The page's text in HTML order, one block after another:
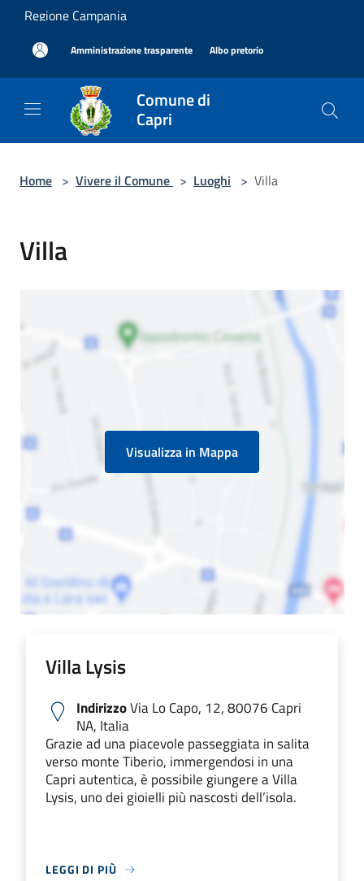
Salta al contenuto principale
Regione Campania
Amministrazione trasparente Albo pretorio
Comune di
Capri
Home > Vivere il Comune > Luoghi > Villa
Villa
Visualizza in Mappa
Villa Lysis
IndirizzoVia Lo Capo, 12, 80076 Capri
NA, Italia
Grazie ad una piacevole passeggiata in salita
verso monte Tiberio, immergendosi in una
Capri autentica, è possibile giungere a Villa
Lysis, uno dei gioielli più nascosti dell’isola.
LEGGI DI PIÙ